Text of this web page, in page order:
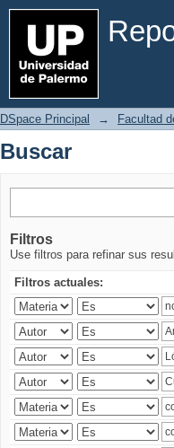
Buscar
DSpace Principal → Facultad
Buscar
Filtros
Use filtros para refinar sus
Filtros actuales: